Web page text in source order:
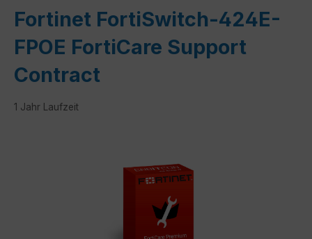
Fortinet FortiSwitch-424E-
FPOE FortiCare Support
Contract
1 Jahr Laufzeit